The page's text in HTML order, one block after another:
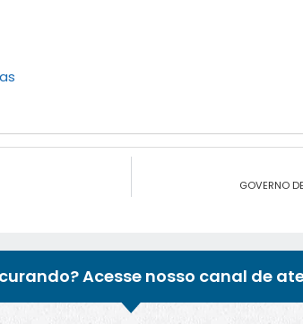
GOVERNO
Acesse nosso canal de